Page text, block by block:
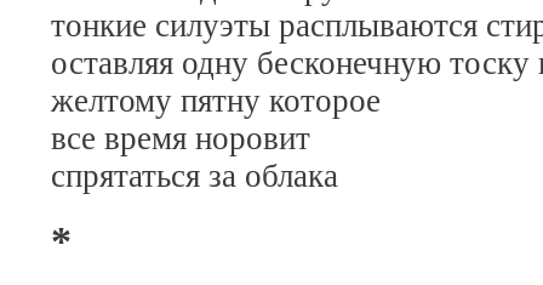
тонкие силуэты расплываются
оставляя одну бесконечную тоску
желтому пятну которое
все время норовит
спрятаться за облака
*